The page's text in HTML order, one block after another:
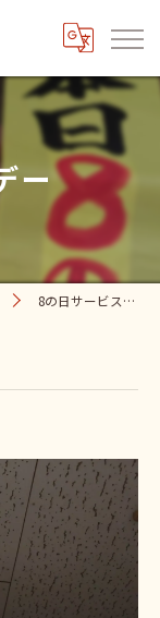
ー
8の日サービスデー